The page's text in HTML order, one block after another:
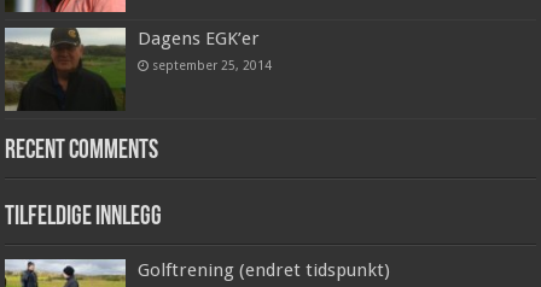
Dagens EGK’er
september 25, 2014
Recent Comments
Tilfeldige innlegg
Golftrening (endret tidspunkt)